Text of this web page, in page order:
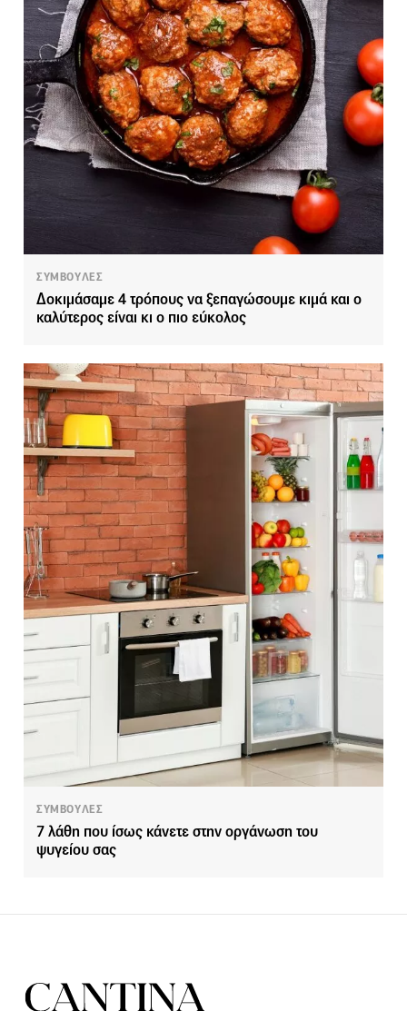
ΣΥΜΒΟΥΛΕΣ
Δοκιμάσαμε 4 τρόπους να ξεπαγώσουμε κιμά και ο
καλύτερος είναι κι ο πιο εύκολος
ΣΥΜΒΟΥΛΕΣ
7 λάθη που ίσως κάνετε στην οργάνωση του
ψυγείου σας